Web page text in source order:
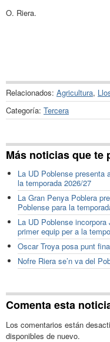
O. Riera.
Relacionados: Agricultura,
Categoría: Tercera
Más noticias que te
La UD Poblense presenta
la temporada 2026/27
La Gran Penya Poblera
Poblense para la
La UD Poblense
primer equip per a la
Oscar Troya posa punt
Nofre Riera se’n va del
Comenta esta
Los comentarios están
disponibles de nuevo.